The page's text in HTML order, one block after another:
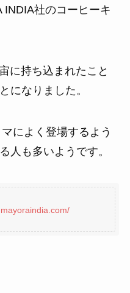
INDIA社のコーヒーキ
に持ち込まれたこと
になりました。
によく登場するよう
人も多いようです。